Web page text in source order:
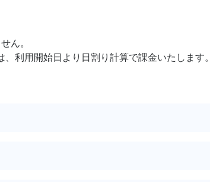
ん。
利用開始日より日割り計算で課金いたします。